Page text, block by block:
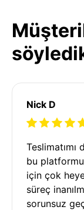
Nick D
Teslimatımı
bu
için çok
süreç
sorunsuz